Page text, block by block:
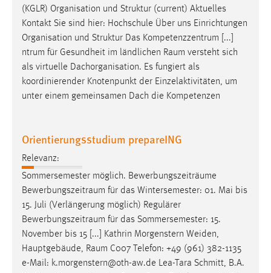
(KGLR) Organisation und Struktur (current) Aktuelles
Kontakt Sie sind hier: Hochschule Über uns Einrichtungen
Organisation und Struktur Das Kompetenzzentrum [...]
ntrum für Gesundheit im ländlichen Raum versteht sich
als virtuelle Dachorganisation. Es fungiert als
koordinierender Knotenpunkt der Einzelaktivitäten, um
unter einem gemeinsamen Dach die Kompetenzen
Orientierungsstudium prepareING
Relevanz:
Sommersemester möglich. Bewerbungszeiträume
Bewerbungszeitraum für das Wintersemester: 01. Mai bis
15. Juli (Verlängerung möglich) Regulärer
Bewerbungszeitraum für das Sommersemester: 15.
November bis 15 [...] Kathrin Morgenstern Weiden,
Hauptgebäude, Raum C007 Telefon: +49 (961) 382-1135
e-Mail: k.morgenstern@oth-aw.de Lea-Tara Schmitt, B.A.